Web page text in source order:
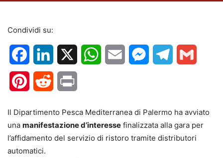
Condividi su:
FacebookLinkedIn WhatsApp
Email MessengerTelegram
PinterestReddit
Il Dipartimento Pesca Mediterranea di Palermo ha avviato
una manifestazione d’interesse finalizzata alla gara per
l’affidamento del servizio di ristoro tramite distributori
automatici.